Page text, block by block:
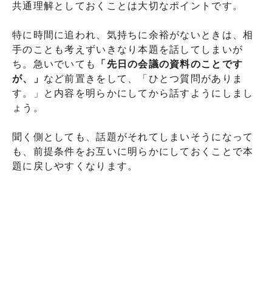
共通理解としておくことは大切なポイントです。
特に時間に追われ、気持ちに余裕がないときは、相
手のことも考えずいきなり本題を話してしまいが
ち。急いでいても
「先日の会議の資料のことです
が、」 など前置きをして、「ひとつ質問がありま
す。」と内容を明らかにしてから話すようにしまし
ょう。
聞く側としても、話題がそれてしまいそうになって
も、前提条件をお互いに明らかにしておくことで本
題に戻しやすくなります。